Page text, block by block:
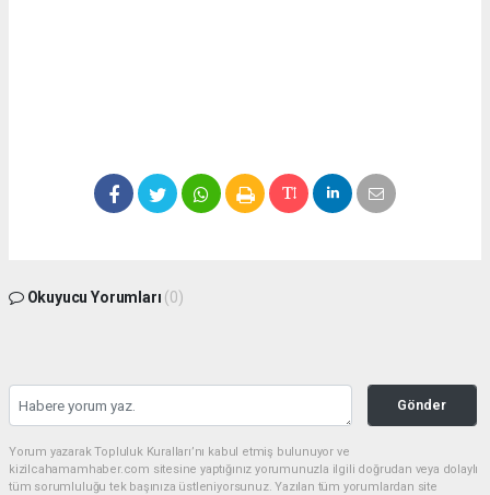
Okuyucu Yorumları (0)
Gönder
Yorum yazarak Topluluk Kuralları’nı kabul etmiş bulunuyor ve
kizilcahamamhaber.com sitesine yaptığınız yorumunuzla ilgili doğrudan veya dolaylı
tüm sorumluluğu tek başınıza üstleniyorsunuz. Yazılan tüm yorumlardan site